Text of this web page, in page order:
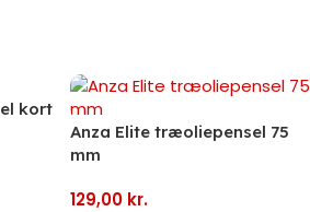
kort
Anza Elite træoliepensel 75
mm
129,00 kr.